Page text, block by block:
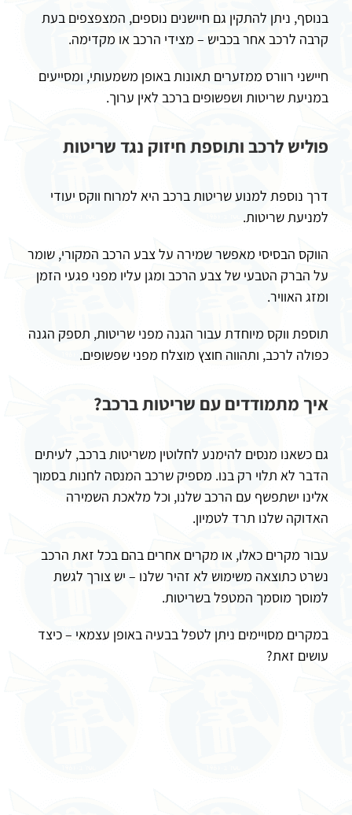
בנוסף, ניתן להתקין גם חיישנים נוספים, המצפצפים בעת
קרבה לרכב אחר בכביש – מצידי הרכב או מקדימה.
חיישני רוורס ממזערים תאונות באופן משמעותי, ומסייעים
במניעת שריטות ושפשופים ברכב לאין ערוך.
פוליש לרכב ותוספת חיזוק נגד שריטות
דרך נוספת למנוע שריטות ברכב היא למרוח ווקס יעודי
למניעת שריטות.
הווקס הבסיסי מאפשר שמירה על צבע הרכב המקורי, שומר
על הברק הטבעי של צבע הרכב ומגן עליו מפני פגעי הזמן
ומזג האוויר.
תוספת ווקס מיוחדת עבור הגנה מפני שריטות, תספק הגנה
כפולה לרכב, ותהווה חוצץ מוצלח מפני שפשופים.
איך מתמודדים עם שריטות ברכב?
גם כשאנו מנסים להימנע לחלוטין משריטות ברכב, לעיתים
הדבר לא תלוי רק בנו. מספיק שרכב המנסה לחנות בסמוך
אלינו ישתפשף עם הרכב שלנו, וכל מלאכת השמירה
האדוקה שלנו תרד לטמיון.
עבור מקרים כאלו, או מקרים אחרים בהם בכל זאת הרכב
נשרט כתוצאה משימוש לא זהיר שלנו – יש צורך לגשת
למוסך מוסמך המטפל בשריטות.
במקרים מסויימים ניתן לטפל בבעיה באופן עצמאי – כיצד
עושים זאת?